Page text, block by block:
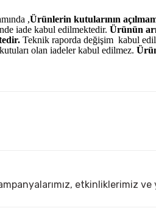
,Ürünlerin kutularının
iade kabul edilmektedir. Ürünün
Teknik raporda değişim kabul
kutuları olan iadeler kabul edilmez.
etkinliklerimiz